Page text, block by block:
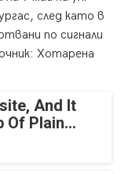
след като в
по сигнали
Хотарена
And It
Of Plain...